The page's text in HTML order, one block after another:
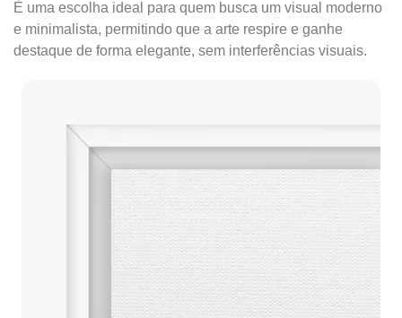
É uma escolha ideal para quem busca um visual moderno
e minimalista, permitindo que a arte respire e ganhe
destaque de forma elegante, sem interferências visuais.